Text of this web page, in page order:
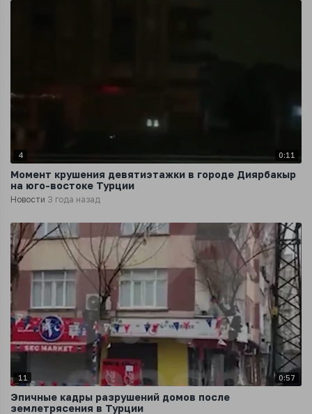
4 0:11
Момент крушения девятиэтажки в городе Диярбакыр
на юго-востоке Турции
Новости 3 года назад
11 0:57
Эпичные кадры разрушений домов после
землетрясения в Турции